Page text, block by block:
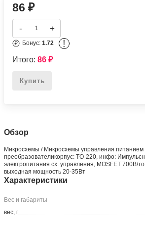
86₽
- +
Бонус:1.72 !
Итого:86₽
Купить
Обзор
Микросхемы / Микросхемы управления питанием
преобразователикорпус: TO-220, инфо:
электропитания сх. упpавления, MOSFET 700В/
выходная мощность 20-35Вт
Характеристики
Вес и габариты
вес, г